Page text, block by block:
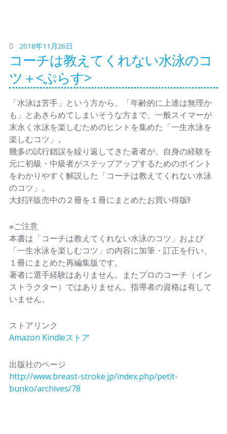
2018年11月26日
コーチは教えてくれない水泳のコ
ツ＋<ぷらす>
「水泳は苦手」という方から、「年齢的に上達は無理か
も」とあきらめてしまいそうな方まで、一般スイマーが
末永く水泳を楽しむためのヒントを集めた「一生水泳を
楽しむコツ」。
幾多の試行錯誤を繰り返してきた著者が、自身の経験を
元に初級・中級者がステップアップするためのポイント
をわかりやすく解説した「コーチは教えてくれない水泳
のコツ」。
大好評販売中の２冊を１冊にまとめたお買い得版!!
※ご注意
本書は「コーチは教えてくれない水泳のコツ」および
「一生水泳を楽しむコツ」の内容に加筆・訂正を行い、
１冊にまとめた再編集版です。
著者に選手経験はありません。またプロのコーチ（イン
ストラクター）ではありません。指導者の資格は有して
いません。
ストアリンク
Amazon Kindleストア
出版社のページ
http://www.breast-stroke.jp/index.php/petit-
bunko/archives/78